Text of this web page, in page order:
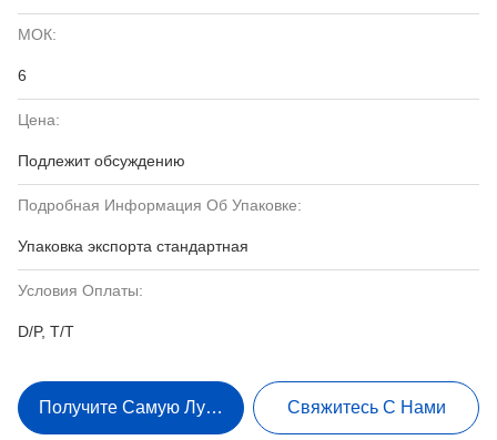
МОК:
6
Цена:
Подлежит обсуждению
Подробная Информация Об Упаковке:
Упаковка экспорта стандартная
Условия Оплаты:
D/P, T/T
Получите Самую Лучшую ЦенуСвяжитесь С Нами